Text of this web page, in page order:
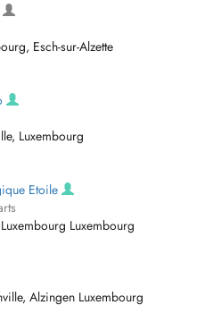
Esch-sur-Alzette
Luxembourg
Etoile
Luxembourg
Alzingen Luxembourg